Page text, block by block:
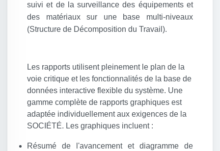
suivi et de la surveillance des équipements et
des matériaux sur une base multi-niveaux
(Structure de Décomposition du Travail).
Les rapports utilisent pleinement le plan de la
voie critique et les fonctionnalités de la base de
données interactive flexible du système. Une
gamme complète de rapports graphiques est
adaptée individuellement aux exigences de la
SOCIÉTÉ. Les graphiques incluent :
Résumé de l'avancement et diagramme de